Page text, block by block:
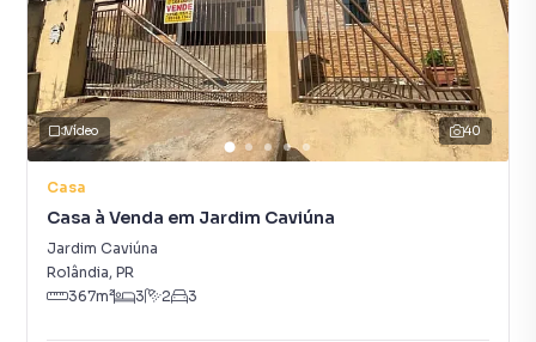
40
Vídeo
Casa
Casa à Venda em Jardim Caviúna
Jardim Caviúna
Rolândia, PR
367m² 3 2 3